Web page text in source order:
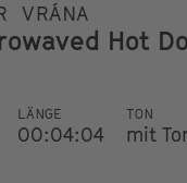
VRÁNA
Hot
LÄNGE
00:04:04
TON
mit